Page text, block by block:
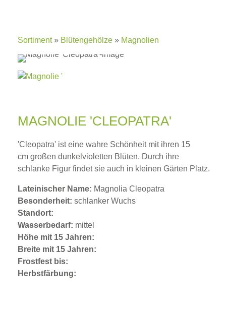
Sortiment Blütengehölze Magnolien
MAGNOLIE 'CLEOPATRA'
'Cleopatra' ist eine wahre Schönheit mit ihren 15
cm großen dunkelvioletten Blüten. Durch ihre
schlanke Figur findet sie auch in kleinen Gärten Platz.
Lateinischer Name: Magnolia Cleopatra
Besonderheit: schlanker Wuchs
Standort:
Wasserbedarf: mittel
Höhe mit 15 Jahren:
Breite mit 15 Jahren:
Frostfest bis:
Herbstfärbung: